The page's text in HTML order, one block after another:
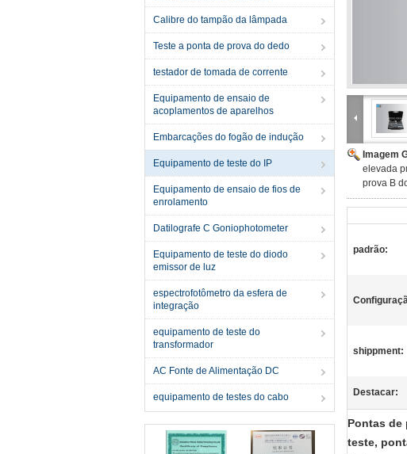
Calibre do tampão da lâmpada
Teste a ponta de prova do dedo
testador de tomada de corrente
Equipamento de ensaio de
acoplamentos de aparelhos
Embarcações do fogão de indução
Equipamento de teste do IP
Equipamento de ensaio de fios de
enrolamento
Datilografe C Goniophotometer
Equipamento de teste do diodo
emissor de luz
espectrofotômetro da esfera de
integração
equipamento de teste do
transformador
AC Fonte de Alimentação DC
equipamento de testes do cabo
Imagem
elevada
prova B
padrão:
shippment:
Destacar:
Pontas de
teste,